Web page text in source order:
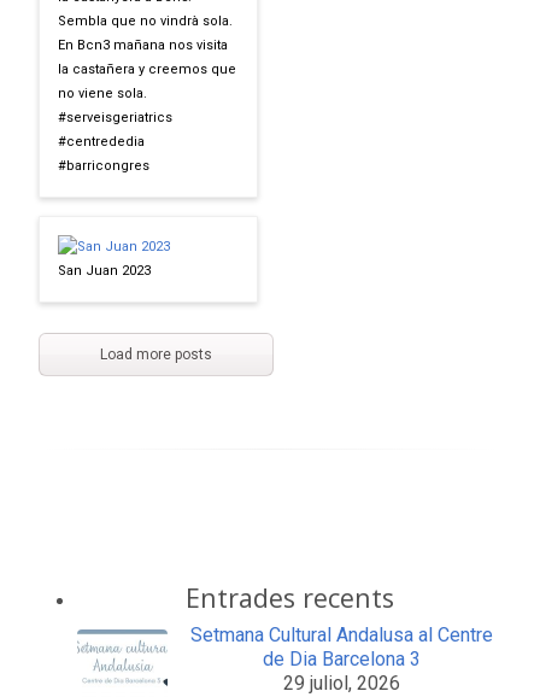
Sembla que no vindrà sola.
En Bcn3 mañana nos visita
la castañera y creemos que
no viene sola.
#serveisgeriatrics
#centrededia
#barricongres
San Juan 2023
Load more posts
Entrades recents
Setmana Cultural Andalusa al Centre
de Dia Barcelona 3
29 juliol, 2026